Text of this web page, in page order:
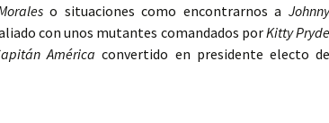
o situaciones como encontrarnos a Johnny
con unos mutantes comandados porKitty Pryde
América convertido en presidente electo de